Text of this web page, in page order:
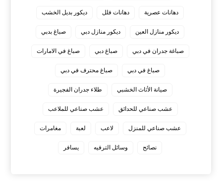
دهانات عصرية دهانات فلل ديكور بديل الخشب
ديكور منازل العين ديكور منازل دبي صباغ بدبي
صباغة جدران في دبي صباغ دبي صباغ في الامارات
صباغ في دبي صباغ محترف في دبي
صيانة الأثاث الخشبي طلاء جدران الفجيرة
عشب صناعي للحدائق عشب صناعي للملاعب
عشب صناعي للمنزل لاعب لعبة مغامرات
نصائح وسائل الترفيه يسافر